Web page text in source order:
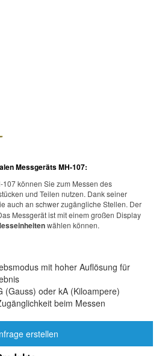
Messgeräts MH-107:
können Sie zum Messen des
und Teilen nutzen. Dank seiner
auch an schwer zugängliche Stellen. Der
Messgerät ist mit einem großen Display
wählen können.
mit hoher Auflösung für
(Gauss) oder kA (Kiloampere)
beim Messen
erstellen